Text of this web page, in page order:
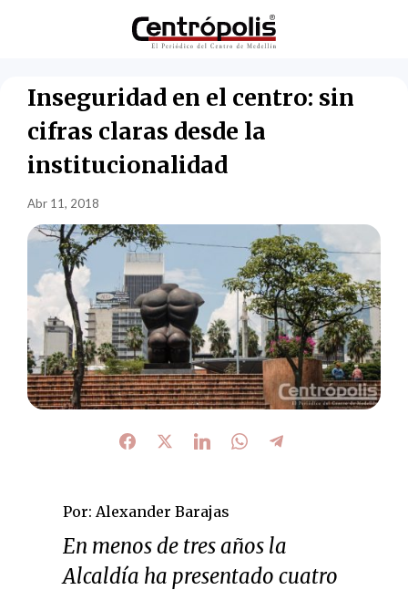
Inseguridad en el centro: sin
cifras claras desde la
institucionalidad
Abr 11, 2018
Por: Alexander Barajas
En menos de tres años la
Alcaldía ha presentado cuatro